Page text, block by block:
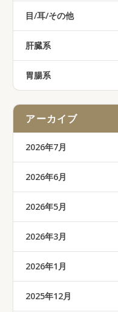
目/耳/その他
肝臓系
胃腸系
アーカイブ
2026年7月
2026年6月
2026年5月
2026年3月
2026年1月
2025年12月